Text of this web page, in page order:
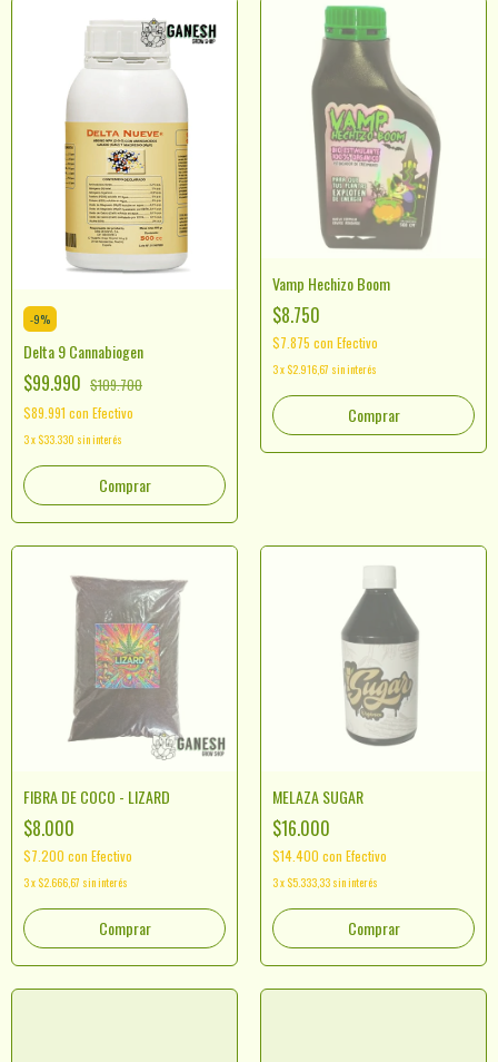
-9%
Delta 9 Cannabiogen
$99.990 $109.700
$89.991 con Efectivo
3x $33.330 sin interés
Comprar
Vamp Hechizo Boom
$8.750
$7.875 con Efectivo
3x $2.916,67 sin interés
FIBRA DE COCO - LIZARD
$8.000
$7.200 con Efectivo
3x $2.666,67 sin interés
Comprar
MELAZA SUGAR
$16.000
$14.400 con Efectivo
3x $5.333,33 sin interés
Comprar